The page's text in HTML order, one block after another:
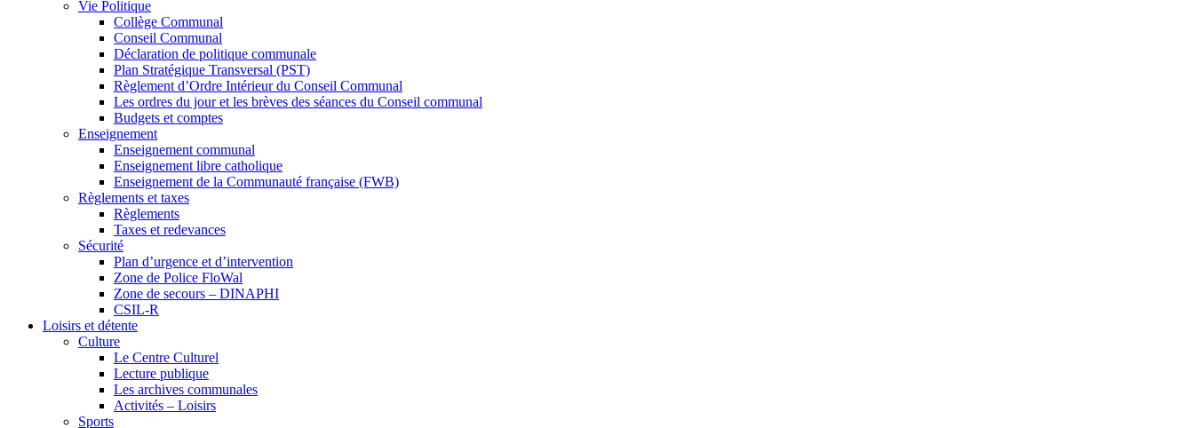
Vie Politique
Collège Communal
Conseil Communal
Déclaration de politique communale
Plan Stratégique Transversal (PST)
Règlement d’Ordre Intérieur du Conseil Communal
Les ordres du jour et les brèves des séances du Conseil communal
Budgets et comptes
Enseignement
Enseignement communal
Enseignement libre catholique
Enseignement de la Communauté française (FWB)
Règlements et taxes
Règlements
Taxes et redevances
Sécurité
Plan d’urgence et d’intervention
Zone de Police FloWal
Zone de secours – DINAPHI
CSIL-R
Loisirs et détente
Culture
Le Centre Culturel
Lecture publique
Les archives communales
Activités – Loisirs
Sports